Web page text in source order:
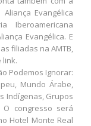
Evangélica
Iberoamericana
Evangélica. E
filiadas na AMTB,
link.
Podemos Ignorar:
Mundo Árabe,
Indígenas, Grupos
O congresso será
Hotel Monte Real